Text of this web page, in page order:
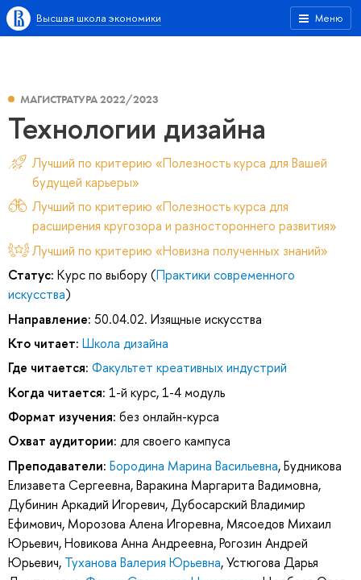
Меню
Высшая школа экономики
МАГИСТРАТУРА 2022/2023
Технологии дизайна
Лучший по критерию «Полезность курса для Вашей
будущей карьеры»
Лучший по критерию «Полезность курса для
расширения кругозора и разностороннего развития»
Лучший по критерию «Новизна полученных знаний»
Статус: Курс по выбору (Практики современного
искусства)
Направление: 50.04.02. Изящные искусства
Кто читает: Школа дизайна
Где читается: Факультет креативных индустрий
Когда читается: 1-й курс, 1-4 модуль
Формат изучения: без онлайн-курса
Охват аудитории: для своего кампуса
Преподаватели: Бородина Марина Васильевна,Будникова
Елизавета Сергеевна,Варакина Маргарита Вадимовна,
Дубинин Аркадий Игоревич,Дубосарский Владимир
Ефимович, Морозова Алена Игоревна, Мясоедов Михаил
Юрьевич,Новикова Анна Андреевна,Рогозин Андрей
Юрьевич, Туханова Валерия Юрьевна,Устюгова Дарья